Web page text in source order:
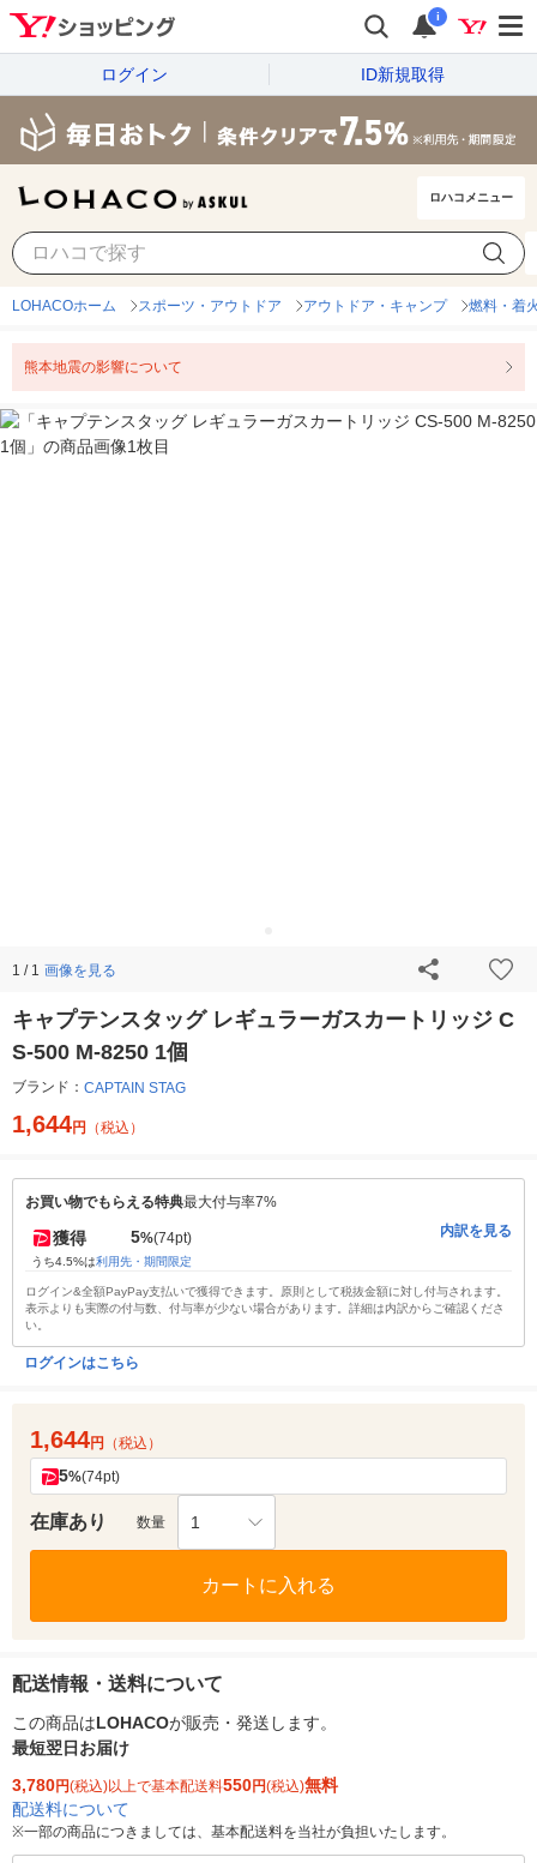
i
ログイン ID新規取得
ロハコメニュー
LOHACOホーム スポーツ・アウトドア アウトドア・キャンプ 燃料・着
熊本地震の影響について
1 / 1 画像を見る
キャプテンスタッグ レギュラーガスカートリッジ C
S-500 M-8250 1個
ブランド： CAPTAIN STAG
1,644円 （税込）
お買い物でもらえる特典最大付与率7%
獲得 5%(74pt)
うち4.5%は利用先・期間限定
内訳を見る
ログイン&全額PayPay支払いで獲得できます。原則として税抜金額に対し付与されます。
表示よりも実際の付与数、付与率が少ない場合があります。詳細は内訳からご確認くださ
い。
ログインはこちら
1,644円 （税込）
5%(74pt)
在庫あり 数量 1
カートに入れる
配送情報・送料について
この商品はLOHACOが販売・発送します。
最短翌日お届け
3,780円(税込)以上で基本配送料550円(税込)無料
配送料について
※一部の商品につきましては、基本配送料を当社が負担いたします。